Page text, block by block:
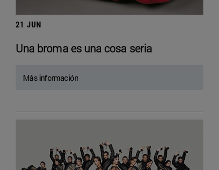
21 JUN
Una broma es una cosa seria
Más información